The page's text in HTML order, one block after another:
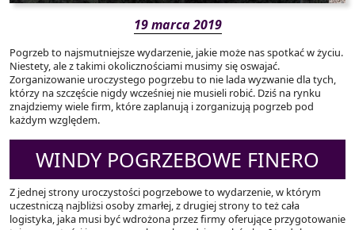
19 marca 2019
Pogrzeb to najsmutniejsze wydarzenie, jakie może nas spotkać w życiu.
Niestety, ale z takimi okolicznościami musimy się oswajać.
Zorganizowanie uroczystego pogrzebu to nie lada wyzwanie dla tych,
którzy na szczęście nigdy wcześniej nie musieli robić. Dziś na rynku
znajdziemy wiele firm, które zaplanują i zorganizują pogrzeb pod
każdym względem.
WINDY POGRZEBOWE FINERO
Z jednej strony uroczystości pogrzebowe to wydarzenie, w którym
uczestniczą najbliżsi osoby zmarłej, z drugiej strony to też cała
logistyka, jaka musi być wdrożona przez firmy oferujące przygotowanie